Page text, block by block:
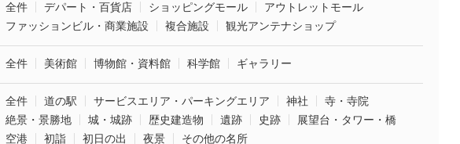
全件 デパート・百貨店 ショッピングモール
アウトレットモール
ファッションビル・商業施設
複合施設 観光アンテナショップ
全件 美術館 博物館・資料館 科学館 ギャラリー
全件 道の駅 サービスエリア・パーキングエリア 神社
寺・寺院
絶景・景勝地
城・城跡 歴史建造物 遺跡 史跡
展望台・タワー・橋
空港
初詣 初日の出 夜景 その他の名所